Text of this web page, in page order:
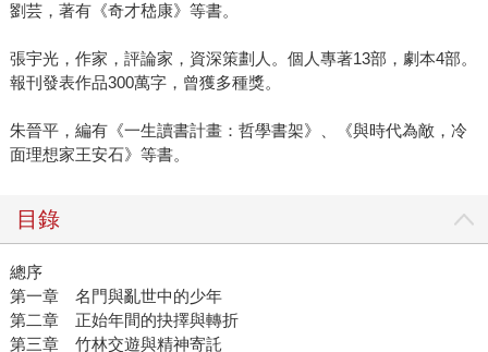
劉芸，著有《奇才嵇康》等書。
張宇光，作家，評論家，資深策劃人。個人專著13部，劇本4部。
報刊發表作品300萬字，曾獲多種獎。
朱晉平，編有《一生讀書計畫：哲學書架》、《與時代為敵，冷
面理想家王安石》等書。
目錄
總序
第一章 名門與亂世中的少年
第二章 正始年間的抉擇與轉折
第三章 竹林交遊與精神寄託